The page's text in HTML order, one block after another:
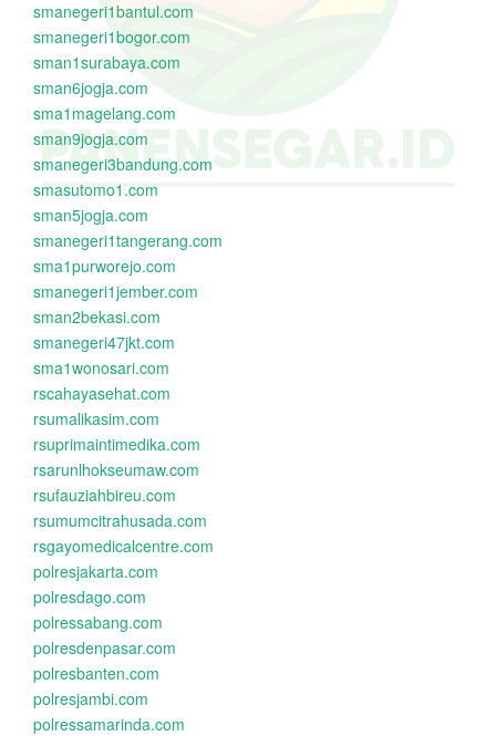
smanegeri1bantul.com
smanegeri1bogor.com
sman1surabaya.com
sman6jogja.com
sma1magelang.com
sman9jogja.com
smanegeri3bandung.com
smasutomo1.com
sman5jogja.com
smanegeri1tangerang.com
sma1purworejo.com
smanegeri1jember.com
sman2bekasi.com
smanegeri47jkt.com
sma1wonosari.com
rscahayasehat.com
rsumalikasim.com
rsuprimaintimedika.com
rsarunlhokseumaw.com
rsufauziahbireu.com
rsumumcitrahusada.com
rsgayomedicalcentre.com
polresjakarta.com
polresdago.com
polressabang.com
polresdenpasar.com
polresbanten.com
polresjambi.com
polressamarinda.com